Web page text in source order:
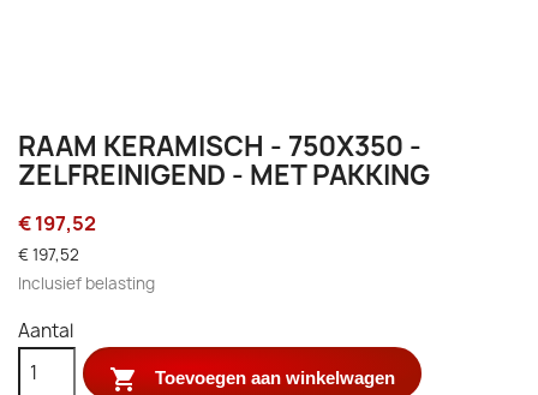
RAAM KERAMISCH - 750X350 -
ZELFREINIGEND - MET PAKKING
€ 197,52
€ 197,52
Inclusief belasting
Aantal
 Toevoegen aan winkelwagen